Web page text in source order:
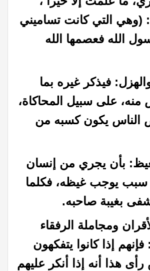
(وهي التي كانت تساميني
الله فعصمها الله
فيذكر غيره بما
على سبيل المحاكاة،
الناس يكون كسبه من
بأن يجري من إنسان
يوجب غيظه، فكلما
بغيبة صاحبه.
ومجاملة الرفقاء
إذا كانوا يتفكهون
هذا أنه إذا أنكر عليهم